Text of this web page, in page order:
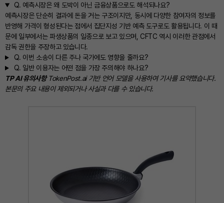
Q. 예측시장은 왜 도박이 아닌 금융상품으로도 해석되나요?
예측시장은 단순히 결과에 돈을 거는 구조이지만, 동시에 다양한 참여자의 정보를
반영해 가격이 형성된다는 점에서 집단지성 기반 예측 도구로도 활용됩니다. 이 때
문에 일부에서는 파생상품의 일종으로 보고 있으며, CFTC 역시 이러한 관점에서
감독 권한을 주장하고 있습니다.
Q. 이번 소송이 다른 주나 국가에도 영향을 줄까요?
Q. 일반 이용자는 어떤 점을 가장 주의해야 하나요?
TP AI 유의사항TokenPost.ai 기반 언어 모델을 사용하여 기사를 요약했습니다.
본문의 주요 내용이 제외되거나 사실과 다를 수 있습니다.